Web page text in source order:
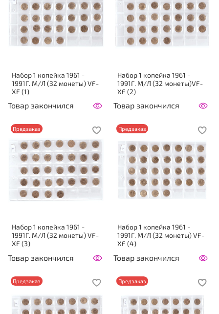
Набор 1 копейка 1961 -
1991Г. М/Л (32 монеты) VF-
XF (1)
Товар закончился
Набор 1 копейка 1961 -
1991Г. М/Л (32 монеты)VF-
XF (2)
Товар закончился
Предзаказ
Набор 1 копейка 1961 -
1991Г. М/Л (32 монеты) VF-
XF (3)
Товар закончился
Предзаказ
Набор 1 копейка 1961 -
1991Г. М/Л (32 монеты) VF-
XF (4)
Товар закончился
Предзаказ Предзаказ